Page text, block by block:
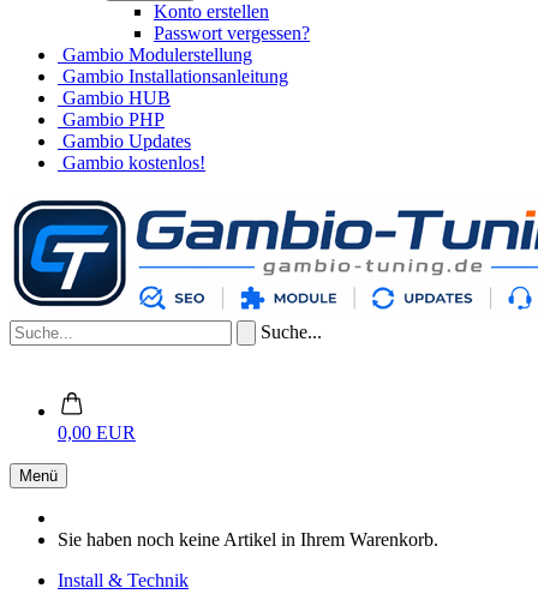
Konto erstellen
Passwort vergessen?
Gambio Modulerstellung
Gambio Installationsanleitung
Gambio HUB
Gambio PHP
Gambio Updates
Gambio kostenlos!
Suche...
0,00 EUR
Menü
Sie haben noch keine Artikel in Ihrem Warenkorb.
Install & Technik